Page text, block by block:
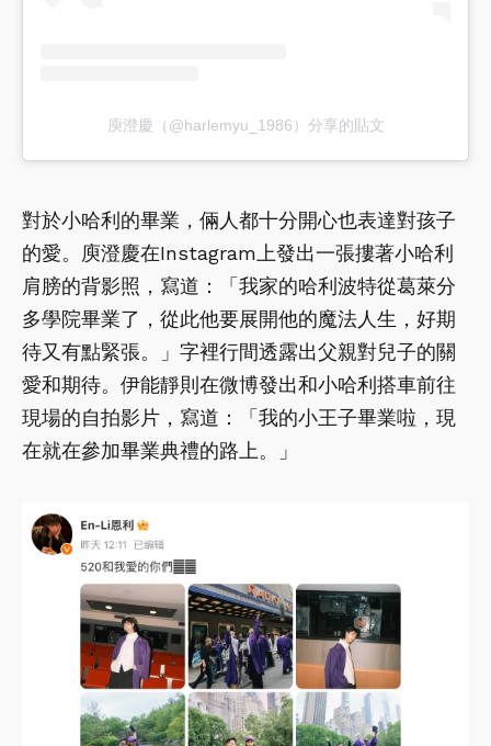
庾澄慶（@harlemyu_1986）分享的貼文
對於小哈利的畢業，倆人都十分開心也表達對孩子
的愛。庾澄慶在Instagram上發出一張摟著小哈利
肩膀的背影照，寫道：「我家的哈利波特從葛萊分
多學院畢業了，從此他要展開他的魔法人生，好期
待又有點緊張。」字裡行間透露出父親對兒子的關
愛和期待。伊能靜則在微博發出和小哈利搭車前往
現場的自拍影片，寫道：「我的小王子畢業啦，現
在就在參加畢業典禮的路上。」